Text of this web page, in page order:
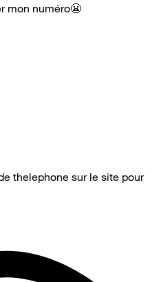
mon numéro😬
thelephone sur le site pour